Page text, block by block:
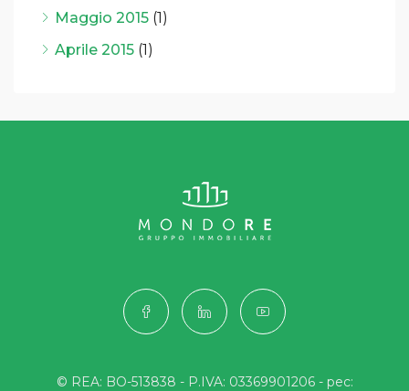
Maggio 2015 (1)
Aprile 2015 (1)
© REA: BO-513838 - P.IVA: 03369901206 - pec: